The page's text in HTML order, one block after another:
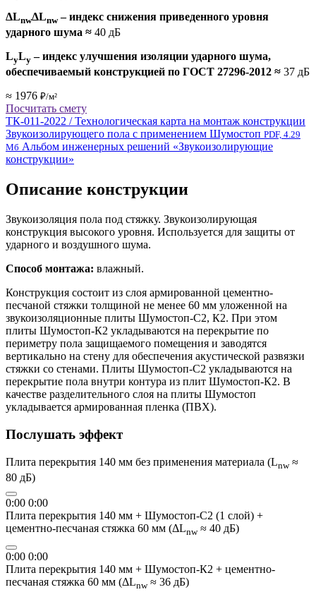
ΔLnwΔLnw– индекс снижения приведенного уровня
ударного шума ≈ 40 дБ
LyLy – индекс улучшения изоляции ударного шума,
обеспечиваемый конструкцией по ГОСТ 27296-2012 ≈ 37 дБ
≈ 1976 ₽/м²
Посчитать смету
ТК-011-2022 / Технологическая карта на монтаж конструкции
Звукоизолирующего пола с применением Шумостоп PDF, 4.29
Мб Альбом инженерных решений «Звукоизолирующие
конструкции»
Описание конструкции
Звукоизоляция пола под стяжку. Звукоизолирующая
конструкция высокого уровня. Используется для защиты от
ударного и воздушного шума.
Способ монтажа: влажный.
Конструкция состоит из слоя армированной цементно-
песчаной стяжки толщиной не менее 60 мм уложенной на
звукоизоляционные плиты Шумостоп-С2, К2. При этом
плиты Шумостоп-К2 укладываются на перекрытие по
периметру пола защищаемого помещения и заводятся
вертикально на стену для обеспечения акустической развязки
стяжки со стенами. Плиты Шумостоп-С2 укладываются на
перекрытие пола внутри контура из плит Шумостоп-К2. В
качестве разделительного слоя на плиты Шумостоп
укладывается армированная пленка (ПВХ).
Послушать эффект
Плита перекрытия 140 мм без применения материала (Lnw≈
80 дБ)
0:00 0:00
Плита перекрытия 140 мм + Шумостоп-С2 (1 слой) +
цементно-песчаная стяжка 60 мм (ΔLnw≈ 40 дБ)
0:00 0:00
Плита перекрытия 140 мм + Шумостоп-К2 + цементно-
песчаная стяжка 60 мм (ΔLnw≈ 36 дБ)